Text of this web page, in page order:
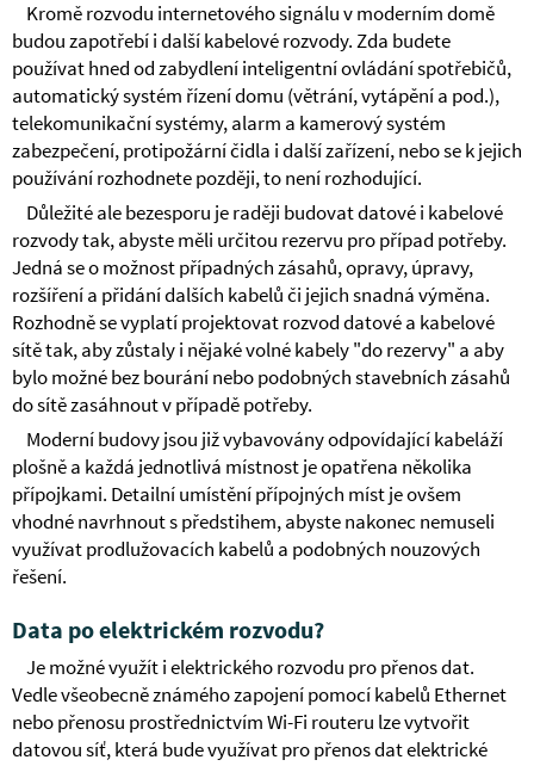
Kromě rozvodu internetového signálu v moderním domě
budou zapotřebí i další kabelové rozvody. Zda budete
používat hned od zabydlení inteligentní ovládání spotřebičů,
automatický systém řízení domu (větrání, vytápění a pod.),
telekomunikační systémy, alarm a kamerový systém
zabezpečení, protipožární čidla i další zařízení, nebo se k jejich
používání rozhodnete později, to není rozhodující.
Důležité ale bezesporu je raději budovat datové i kabelové
rozvody tak, abyste měli určitou rezervu pro případ potřeby.
Jedná se o možnost případných zásahů, opravy, úpravy,
rozšíření a přidání dalších kabelů či jejich snadná výměna.
Rozhodně se vyplatí projektovat rozvod datové a kabelové
sítě tak, aby zůstaly i nějaké volné kabely "do rezervy" a aby
bylo možné bez bourání nebo podobných stavebních zásahů
do sítě zasáhnout v případě potřeby.
Moderní budovy jsou již vybavovány odpovídající kabeláží
plošně a každá jednotlivá místnost je opatřena několika
přípojkami. Detailní umístění přípojných míst je ovšem
vhodné navrhnout s předstihem, abyste nakonec nemuseli
využívat prodlužovacích kabelů a podobných nouzových
řešení.
Data po elektrickém rozvodu?
Je možné využít i elektrického rozvodu pro přenos dat.
Vedle všeobecně známého zapojení pomocí kabelů Ethernet
nebo přenosu prostřednictvím Wi-Fi routeru lze vytvořit
datovou síť, která bude využívat pro přenos dat elektrické